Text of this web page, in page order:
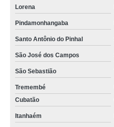
Lorena
Pindamonhangaba
Santo Antônio do Pinhal
São José dos Campos
São Sebastião
Tremembé
Cubatão
Itanhaém